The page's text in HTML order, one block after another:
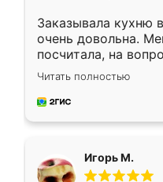
Заказывала кухню
очень довольна.
посчитала, на
Замерщик приехал
делу со всей
за день, ребята
Читать полностью
Игорь М.